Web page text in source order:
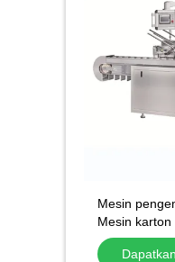
Mesin
Mesin
Mesin karton